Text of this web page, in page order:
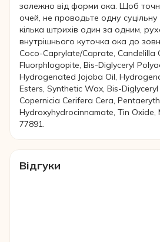
залежно від форми ока. Щоб
очей, не проводьте одну суцільну
кілька штрихів один за одним,
внутрішнього куточка ока до
Coco-Caprylate/Caprate, Candelilla
Fluorphlogopite, Bis-Diglyceryl
Hydrogenated Jojoba Oil,
Esters, Synthetic Wax, Bis-
Copernicia Cerifera Cera,
Hydroxyhydrocinnamate, Tin Oxide,
77891.
Відгуки